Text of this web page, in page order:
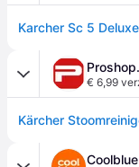
€ 6,99
Coolblue